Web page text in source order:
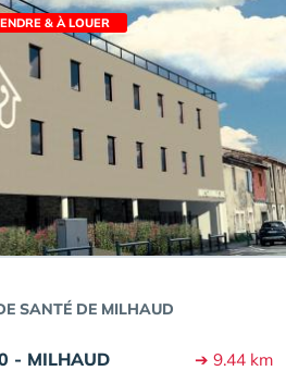
& À LOUER
SANTÉ DE MILHAUD
- MILHAUD ➔ 9.44 km